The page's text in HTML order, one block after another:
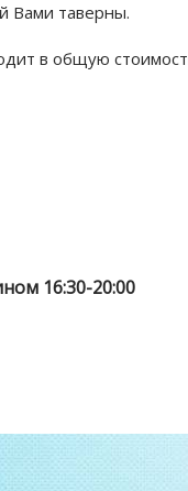
Вами таверны.
в общую
16:30-20:00